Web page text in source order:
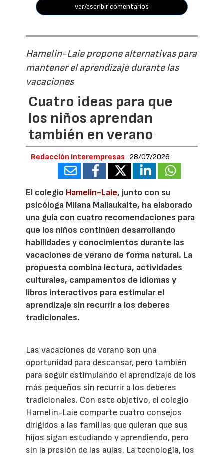
ver/escribir comentarios
Hamelin-Laie propone alternativas para
mantener el aprendizaje durante las
vacaciones
Cuatro ideas para que
los niños aprendan
también en verano
Redacción Interempresas 28/07/2026
El colegio Hamelin-Laie, junto con su
psicóloga Milana Maliaukaite, ha elaborado
una guía con cuatro recomendaciones para
que los niños continúen desarrollando
habilidades y conocimientos durante las
vacaciones de verano de forma natural. La
propuesta combina lectura, actividades
culturales, campamentos de idiomas y
libros interactivos para estimular el
aprendizaje sin recurrir a los deberes
tradicionales.
Las vacaciones de verano son una
oportunidad para descansar, pero también
para seguir estimulando el aprendizaje de los
más pequeños sin recurrir a los deberes
tradicionales. Con este objetivo, el colegio
Hamelin-Laie comparte cuatro consejos
dirigidos a las familias que quieran que sus
hijos sigan estudiando y aprendiendo, pero
sin la presión de las aulas. La tecnología, los